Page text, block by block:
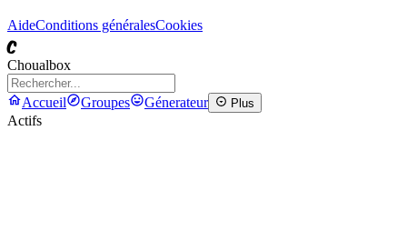
AideConditions généralesCookies
C
Choualbox
Accueil Groupes Génerateur Plus
Actifs